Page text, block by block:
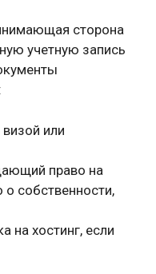
сторона
учетную запись
или
право на
о собственности,
на хостинг, если